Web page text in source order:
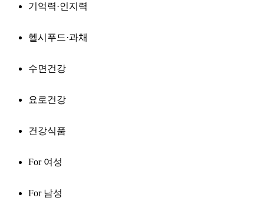
기억력·인지력
헬시푸드·과채
수면건강
요로건강
건강식품
For 여성
For 남성